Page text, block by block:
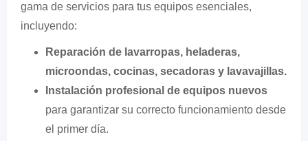
gama de servicios para tus equipos esenciales,
incluyendo:
Reparación de lavarropas, heladeras,
microondas, cocinas, secadoras y lavavajillas.
Instalación profesional de equipos nuevos
para garantizar su correcto funcionamiento desde
el primer día.